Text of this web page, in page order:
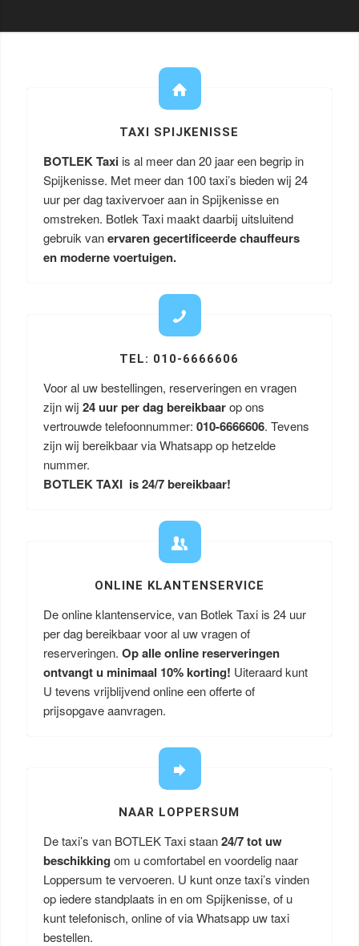
TAXI SPIJKENISSE
BOTLEK Taxi is al meer dan 20 jaar een begrip in
Spijkenisse. Met meer dan 100 taxi’s bieden wij 24
uur per dag taxivervoer aan in Spijkenisse en
omstreken. Botlek Taxi maakt daarbij uitsluitend
gebruik vanervaren gecertificeerde chauffeurs
en moderne voertuigen.
TEL: 010-6666606
Voor al uw bestellingen, reserveringen en vragen
zijn wij 24 uur per dag bereikbaarop ons
vertrouwde telefoonnummer: 010-6666606. Tevens
zijn wij bereikbaar via Whatsapp op hetzelde
nummer.
BOTLEK TAXI is 24/7 bereikbaar!
ONLINE KLANTENSERVICE
De online klantenservice, van Botlek Taxi is 24 uur
per dag bereikbaar voor al uw vragen of
reserveringen. Op alle online reserveringen
ontvangt u minimaal 10% korting! Uiteraard kunt
U tevens vrijblijvend online een offerte of
prijsopgave aanvragen.
NAAR LOPPERSUM
De taxi’s van BOTLEK Taxi staan24/7 tot uw
beschikking om u comfortabel en voordelig naar
Loppersum te vervoeren. U kunt onze taxi’s vinden
op iedere standplaats in en om Spijkenisse, of u
kunt telefonisch, online of via Whatsapp uw taxi
bestellen.